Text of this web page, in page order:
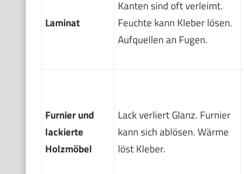
Laminat
Kanten sind oft verleimt.
Feuchte kann Kleber lösen.
Aufquellen an Fugen.
Furnier und
lackierte
Holzmöbel
Lack verliert Glanz. Furnier
kann sich ablösen. Wärme
löst Kleber.